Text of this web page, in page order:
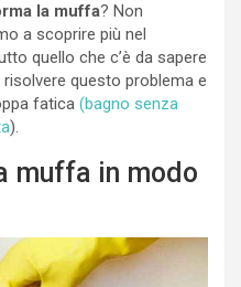
la muffa? Non
a scoprire più nel
quello che c’è da sapere
questo problema e
fatica (bagno senza
).
muffa in modo